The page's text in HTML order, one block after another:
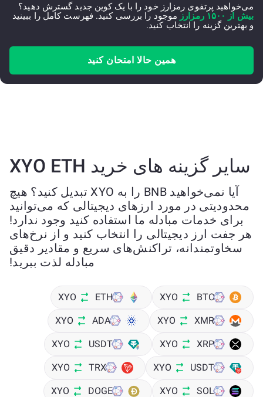
می‌خواهید پرتفوی رمزارز خود را با یک کوین جدید گسترش دهید؟
بیش از ۱۵۰۰ رمزارز
موجود را بررسی کنید. فهرست کامل را ببینید
و بهترین گزینه را انتخاب کنید.
همین حالا امتحان کنید
سایر گزینه های خرید XYO ETH
آیا نمی‌خواهید BNB را به XYO تبدیل کنید؟ هیچ
محدودیتی در مورد ارزهای دیجیتالی که می‌توانید
برای خدمات مبادله ما استفاده کنید وجود ندارد!
هر جفت ارز دیجیتالی را انتخاب کنید و از نرخ‌های
سخاوتمندانه، تراکنش‌های سریع و مقادیر دقیق
مبادله لذت ببرید!
BTC
XYO
ETH
XYO
XMR
XYO
ADA
XYO
XRP
XYO
USDT
XYO
USDT
XYO
TRX
XYO
SOL
XYO
DOGE
XYO